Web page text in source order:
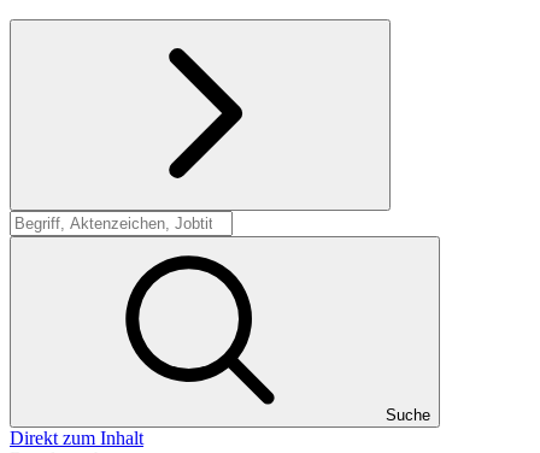
Suche
Suche
Direkt zum Inhalt